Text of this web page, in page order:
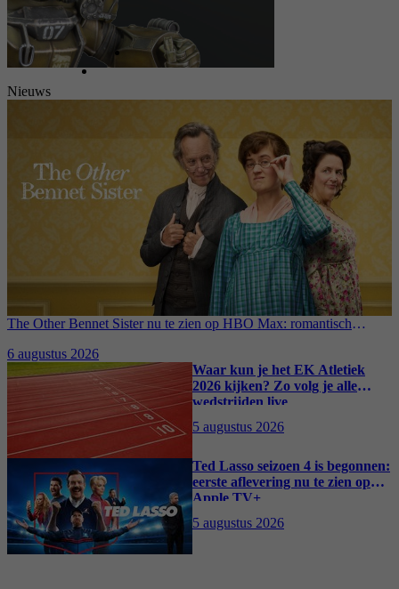
Nieuws
The Other Bennet Sister nu te zien op HBO Max: romantisch
6 augustus 2026
Waar kun je het EK Atletiek
2026 kijken? Zo volg je alle
wedstrijden live
5 augustus 2026
Ted Lasso seizoen 4 is begonnen:
eerste aflevering nu te zien op
Apple TV+
5 augustus 2026